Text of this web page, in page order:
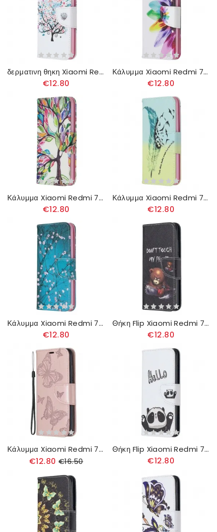
δερματινη θηκη Xiaomi Redmi 7A Ανθισμένο Δέντρο
€12.80
Κάλυμμα Xiaomi Redmi 7A Λουλούδι Ακουαρέλας
€12.80
Κάλυμμα Xiaomi Redmi 7A Έγχρωμο Δέντρο
€12.80
Κάλυμμα Xiaomi Redmi 7A Μάθετε Να Πετάτε
€12.80
Κάλυμμα Xiaomi Redmi 7A Ανθισμένο Δέντρο
€12.80
Θήκη Flip Xiaomi Redmi 7A Επικίνδυνη Αρκούδα
€12.80
Κάλυμμα Xiaomi Redmi 7A με κορδονι Πεταλούδες Με Στάμπα
€12.80 €16.50
Θήκη Flip Xiaomi Redmi 7A Γεια Σου Panda
€12.80